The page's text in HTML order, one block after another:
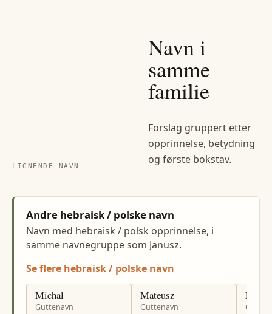
LIGNENDE NAVN
Navn i
samme
familie
Forslag gruppert etter
opprinnelse, betydning
og første bokstav.
Andre hebraisk / polske navn
Navn med hebraisk / polsk opprinnelse, i
samme navnegruppe som Janusz.
Se flere hebraisk / polske navn
Michal
Guttenavn
Mateusz
Guttenavn
Rafal